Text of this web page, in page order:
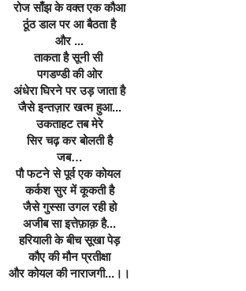
रोज साँझ के वक्त एक कौआ
ठूंठ डाल पर आ बैठता है
और ...
ताकता है सूनी सी
पगडण्डी की ओर
अंधेरा घिरने पर उड़ जाता है
जैसे इन्तज़ार खत्म हुआ...
उकताहट तब मेरे
सिर चढ़ कर बोलती है
जब…
पौ फटने से पूर्व एक कोयल
कर्कश सुर में कूकती है
जैसे गुस्सा उगल रही हो
अजीब सा इत्तेफ़ाक़ है...
हरियाली के बीच सूखा पेड़
कौए की मौन प्रतीक्षा
और कोयल की नाराजगी...।।